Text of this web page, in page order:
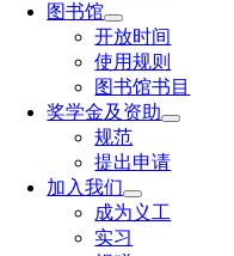
图书馆
开放时间
使用规则
图书馆书目
奖学金及资助
规范
提出申请
加入我们
成为义工
实习